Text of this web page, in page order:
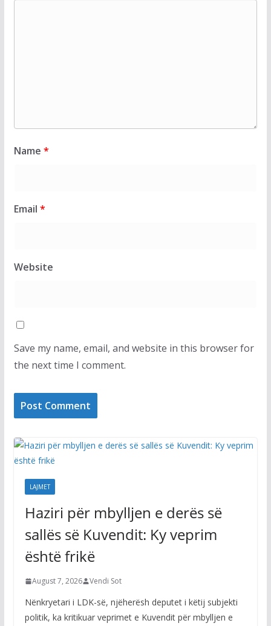
Name *
Email *
Website
Save my name, email, and website in this browser for
the next time I comment.
LAJMET
Haziri për mbylljen e derës së
sallës së Kuvendit: Ky veprim
është frikë
August 7, 2026 Vendi Sot
Nënkryetari i LDK-së, njëherësh deputet i këtij subjekti
politik, ka kritikuar veprimet e Kuvendit për mbylljen e